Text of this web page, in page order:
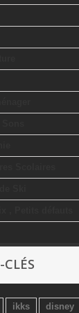
ikks disney